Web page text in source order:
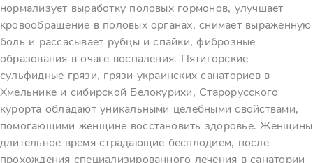
нормализует выработку половых гормонов, улучшает
кровообращение в половых органах, снимает выраженную
боль и рассасывает рубцы и спайки, фиброзные
образования в очаге воспаления. Пятигорские
сульфидные грязи, грязи украинских санаториев в
Хмельнике и сибирской Белокурихи, Старорусского
курорта обладают уникальными целебными свойствами,
помогающими женщине восстановить здоровье. Женщины
длительное время страдающие бесплодием, после
прохождения специализированного лечения в санатории